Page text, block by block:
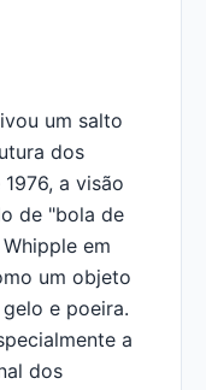
um salto
dos
a visão
de "bola de
em
um objeto
e poeira.
a
dos